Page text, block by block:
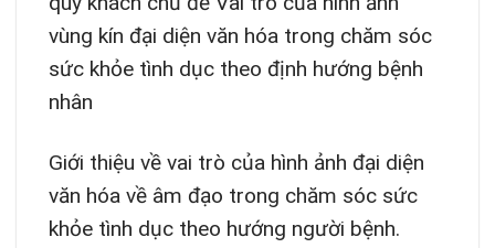
vùng kín đại diện văn hóa trong chăm sóc
sức khỏe tình dục theo định hướng bệnh
nhân
Giới thiệu về vai trò của hình ảnh đại diện
văn hóa về âm đạo trong chăm sóc sức
khỏe tình dục theo hướng người bệnh.